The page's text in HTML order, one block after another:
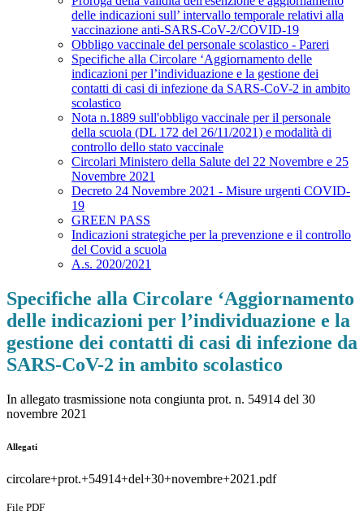
delle indicazioni sull’ intervallo temporale relativi alla
vaccinazione anti-SARS-CoV-2/COVID-19
Obbligo vaccinale del personale scolastico - Pareri
Specifiche alla Circolare ‘Aggiornamento delle
indicazioni per l’individuazione e la gestione dei
contatti di casi di infezione da SARS-CoV-2 in ambito
scolastico
Nota n.1889 sull'obbligo vaccinale per il personale
della scuola (DL 172 del 26/11/2021) e modalità di
controllo dello stato vaccinale
Circolari Ministero della Salute del 22 Novembre e 25
Novembre 2021
Decreto 24 Novembre 2021 - Misure urgenti COVID-
19
GREEN PASS
Indicazioni strategiche per la prevenzione e il controllo
del Covid a scuola
A.s. 2020/2021
Specifiche alla Circolare ‘Aggiornamento
delle indicazioni per l’individuazione e la
gestione dei contatti di casi di infezione da
SARS-CoV-2 in ambito scolastico
In allegato trasmissione nota congiunta prot. n. 54914 del 30
novembre 2021
Allegati
circolare+prot.+54914+del+30+novembre+2021.pdf
File PDF